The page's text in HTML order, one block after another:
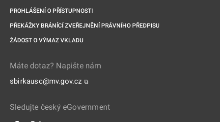
PROHLÁŠENÍ O PŘÍSTUPNOSTI
PŘEKÁŽKY BRÁNÍCÍ ZVEŘEJNĚNÍ PRÁVNÍHO PŘEDPISU
ŽÁDOST O VÝMAZ VKLADU
Máte dotaz? Napište nám
sbirkausc@mv.gov.cz ⧉
Sledujte český eGovernment